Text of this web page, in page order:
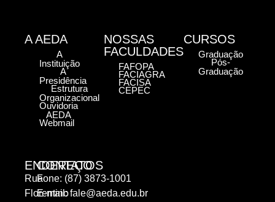
ENDEREÇO
Rua
Florentino
CONTATOS
Fone: (87) 3873-1001
E-mail:fale@aeda.edu.br
A AEDA
A
Instituição
A
Presidência
Estrutura
Organizacional
Ouvidoria
AEDA
Webmail
NOSSAS
FACULDADES
FAFOPA
FACIAGRA
FACISA
CEPEC
CURSOS
Graduação
Pós-
Graduação